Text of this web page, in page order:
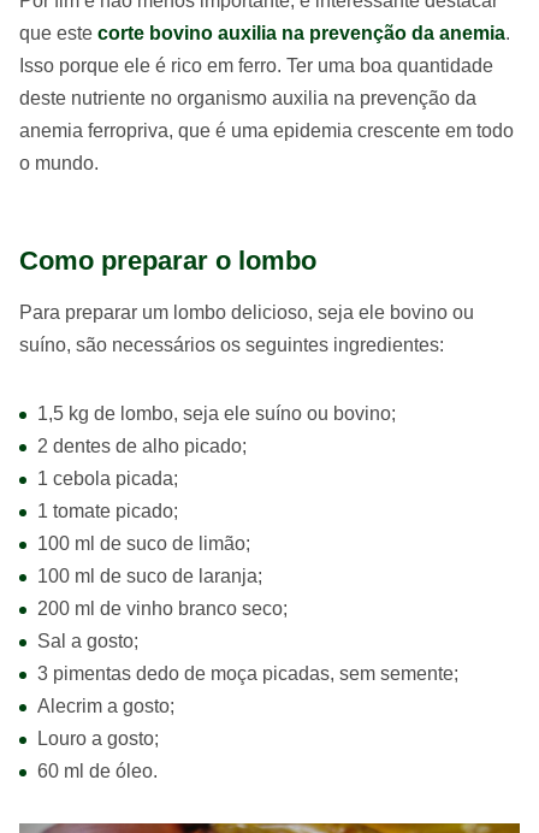
que este corte bovino auxilia na prevenção da anemia.
Isso porque ele é rico em ferro. Ter uma boa quantidade
deste nutriente no organismo auxilia na prevenção da
anemia ferropriva, que é uma epidemia crescente em todo
o mundo.
Como preparar o lombo
Para preparar um lombo delicioso, seja ele bovino ou
suíno, são necessários os seguintes ingredientes:
1,5 kg de lombo, seja ele suíno ou bovino;
2 dentes de alho picado;
1 cebola picada;
1 tomate picado;
100 ml de suco de limão;
100 ml de suco de laranja;
200 ml de vinho branco seco;
Sal a gosto;
3 pimentas dedo de moça picadas, sem semente;
Alecrim a gosto;
Louro a gosto;
60 ml de óleo.